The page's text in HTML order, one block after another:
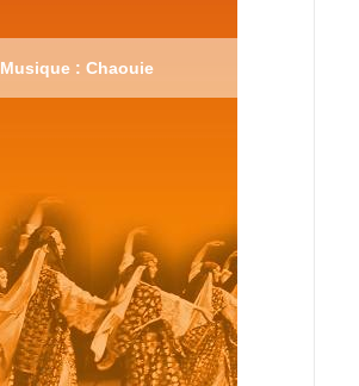
Musique : Chaouie